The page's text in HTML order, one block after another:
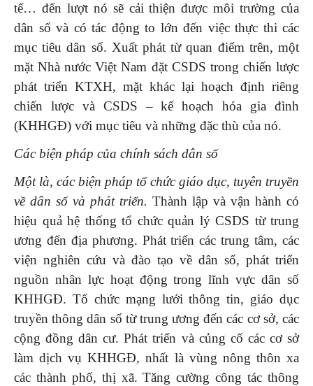
tế… đến lượt nó sẽ cải thiện được môi trường của
dân số và có tác động to lớn đến việc thực thi các
mục tiêu dân số. Xuất phát từ quan điểm trên, một
mặt Nhà nước Việt Nam đặt CSDS trong chiến lược
phát triển KTXH, mặt khác lại hoạch định riêng
chiến lược và CSDS – kế hoạch hóa gia đình
(KHHGĐ) với mục tiêu và những đặc thù của nó.
Các biện pháp của chính sách dân số
Một là, các biện pháp tổ chức giáo dục, tuyên truyền
về dân số và phát triển. Thành lập và vận hành có
hiệu quả hệ thống tổ chức quản lý CSDS từ trung
ương đến địa phương. Phát triển các trung tâm, các
viện nghiên cứu và đào tạo về dân số, phát triển
nguồn nhân lực hoạt động trong lĩnh vực dân số
KHHGĐ. Tổ chức mạng lưới thông tin, giáo dục
truyền thông dân số từ trung ương đến các cơ sở, các
cộng đồng dân cư. Phát triển và củng cố các cơ sở
làm dịch vụ KHHGĐ, nhất là vùng nông thôn xa
các thành phố, thị xã. Tăng cường công tác thông